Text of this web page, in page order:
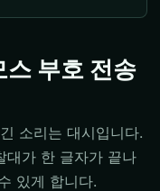
스 부호 전송
소리는 대시입니다.
대가 한 글자가 끝나
있게 합니다.